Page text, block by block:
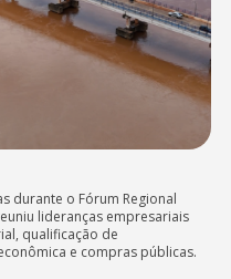
durante o Fórum Regional
lideranças empresariais
qualificação de
e compras públicas.